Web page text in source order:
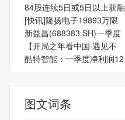
84股连续5日或5日以上获融
[快讯]隆扬电子19893万限
新益昌(688383.SH)一季度
【开局之年看中国·遇见不
酷特智能：一季度净利润12
图文词条